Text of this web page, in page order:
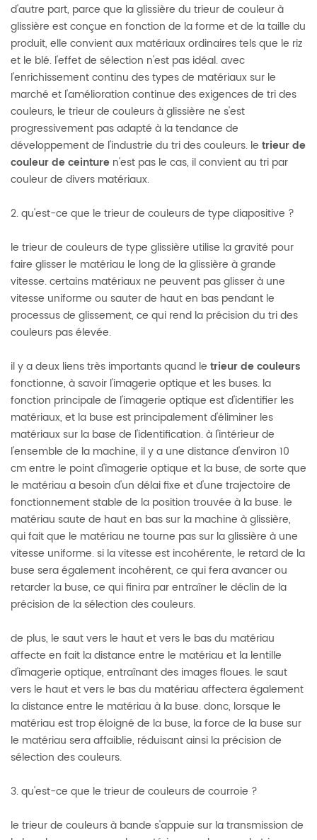
d'autre part, parce que la glissière du trieur de couleur à
glissière est conçue en fonction de la forme et de la taille du
produit, elle convient aux matériaux ordinaires tels que le riz
et le blé. l'effet de sélection n'est pas idéal. avec
l'enrichissement continu des types de matériaux sur le
marché et l'amélioration continue des exigences de tri des
couleurs, le trieur de couleurs à glissière ne s'est
progressivement pas adapté à la tendance de
développement de l'industrie du tri des couleurs. le trieur de
couleur de ceinture n'est pas le cas, il convient au tri par
couleur de divers matériaux.
2. qu'est-ce que le trieur de couleurs de type diapositive ?
le trieur de couleurs de type glissière utilise la gravité pour
faire glisser le matériau le long de la glissière à grande
vitesse. certains matériaux ne peuvent pas glisser à une
vitesse uniforme ou sauter de haut en bas pendant le
processus de glissement, ce qui rend la précision du tri des
couleurs pas élevée.
il y a deux liens très importants quand le trieur de couleurs
fonctionne, à savoir l'imagerie optique et les buses. la
fonction principale de l'imagerie optique est d'identifier les
matériaux, et la buse est principalement d'éliminer les
matériaux sur la base de l'identification. à l'intérieur de
l'ensemble de la machine, il y a une distance d'environ 10
cm entre le point d'imagerie optique et la buse, de sorte que
le matériau a besoin d'un délai fixe et d'une trajectoire de
fonctionnement stable de la position trouvée à la buse. le
matériau saute de haut en bas sur la machine à glissière,
qui fait que le matériau ne tourne pas sur la glissière à une
vitesse uniforme. si la vitesse est incohérente, le retard de la
buse sera également incohérent, ce qui fera avancer ou
retarder la buse, ce qui finira par entraîner le déclin de la
précision de la sélection des couleurs.
de plus, le saut vers le haut et vers le bas du matériau
affecte en fait la distance entre le matériau et la lentille
d'imagerie optique, entraînant des images floues. le saut
vers le haut et vers le bas du matériau affectera également
la distance entre le matériau à la buse. donc, lorsque le
matériau est trop éloigné de la buse, la force de la buse sur
le matériau sera affaiblie, réduisant ainsi la précision de
sélection des couleurs.
3. qu'est-ce que le trieur de couleurs de courroie ?
le trieur de couleurs à bande s'appuie sur la transmission de